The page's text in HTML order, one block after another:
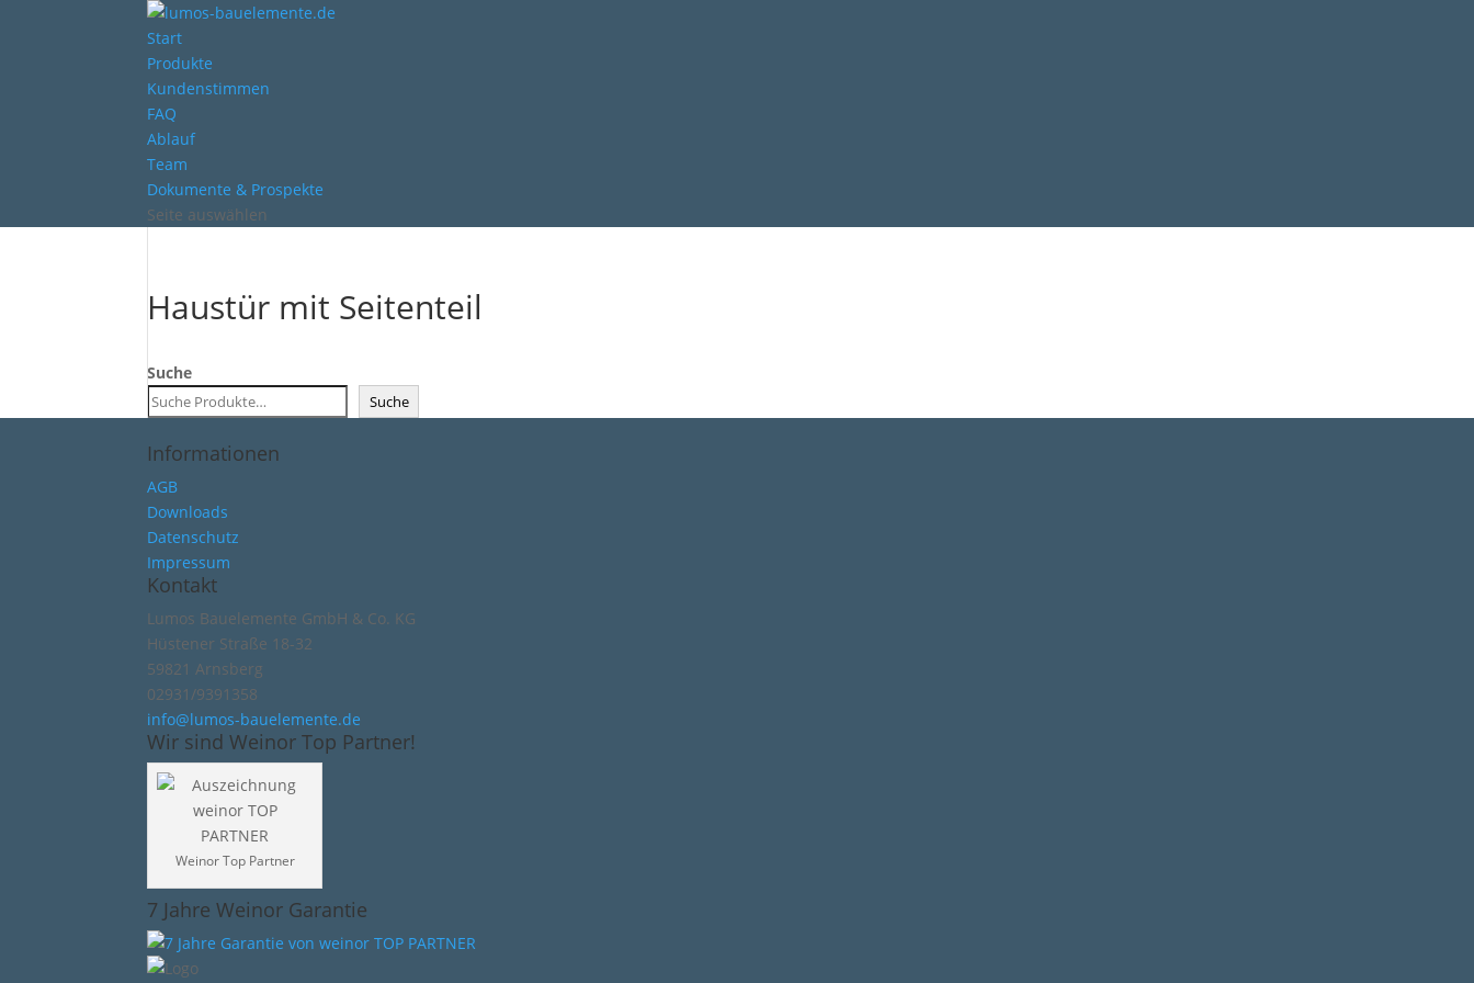
Start
Produkte
Kundenstimmen
FAQ
Ablauf
Team
Dokumente & Prospekte
Seite auswählen
Haustür mit Seitenteil
Suche
Suche
Informationen
AGB
Downloads
Datenschutz
Impressum
Kontakt
Lumos Bauelemente GmbH & Co. KG
Hüstener Straße 18-32
59821 Arnsberg
02931/9391358
info@lumos-bauelemente.de
Wir sind Weinor Top Partner!
Weinor Top Partner
7 Jahre Weinor Garantie